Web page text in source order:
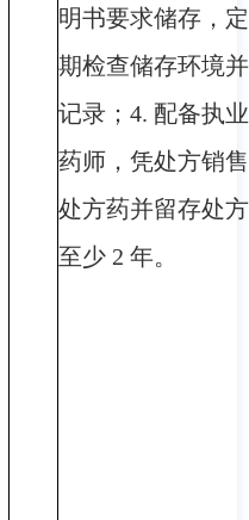
明书要求储存，定
期检查储存环境并
记录；4. 配备执业
药师，凭处方销售
处方药并留存处方
至少 2 年。